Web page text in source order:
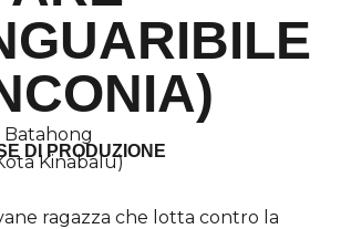
DI PRODUZIONE
Kinabalu)
ragazza che lotta contro la